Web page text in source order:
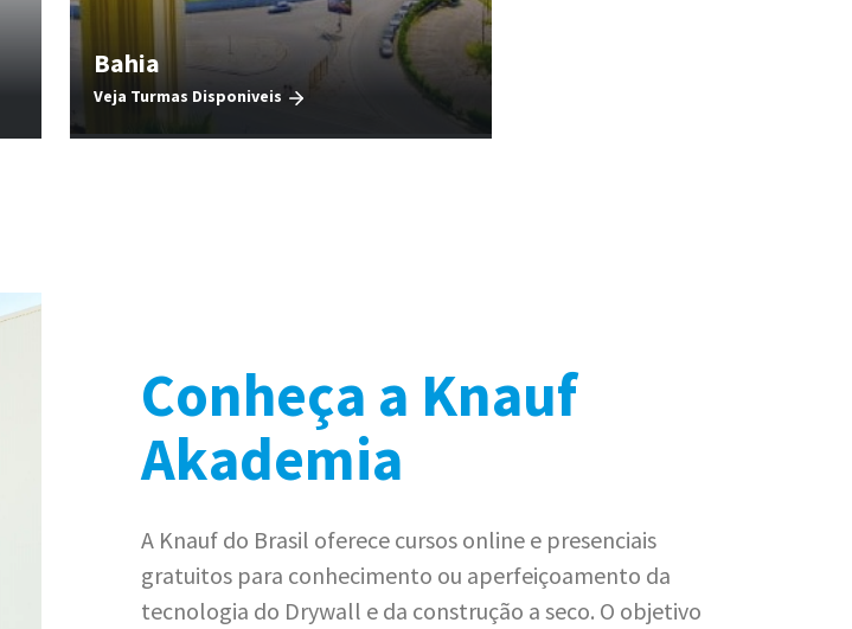
Bahia
Veja Turmas Disponiveis
Conheça a Knauf
Akademia
A Knauf do Brasil oferece cursos online e presenciais
gratuitos para conhecimento ou aperfeiçoamento da
tecnologia do Drywall e da construção a seco. O objetivo